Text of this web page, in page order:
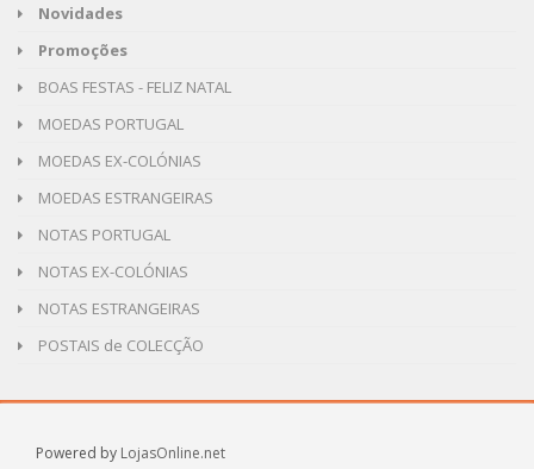
Novidades
Promoções
BOAS FESTAS - FELIZ NATAL
MOEDAS PORTUGAL
MOEDAS EX-COLÓNIAS
MOEDAS ESTRANGEIRAS
NOTAS PORTUGAL
NOTAS EX-COLÓNIAS
NOTAS ESTRANGEIRAS
POSTAIS de COLECÇÃO
Powered by LojasOnline.net